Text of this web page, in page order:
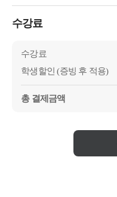
수강료
수강료
학생할인 (증빙 후 적용)
총 결제금액